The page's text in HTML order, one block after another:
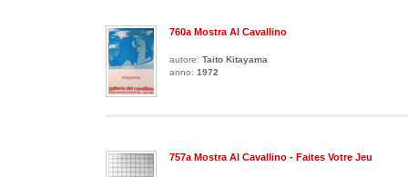
760a Mostra Al Cavallino
autore: Taito Kitayama
anno: 1972
757a Mostra Al Cavallino - Faites Votre Jeu